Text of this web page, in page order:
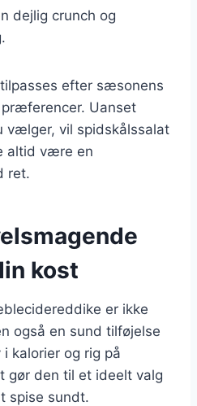
dejlig crunch og
efter sæsonens
Uanset
vælger, vil spidskålssalat
altid være en
ret.
kost
er ikke
også en sund tilføjelse
kalorier og rig på
gør den til et ideelt valg
spise sundt.